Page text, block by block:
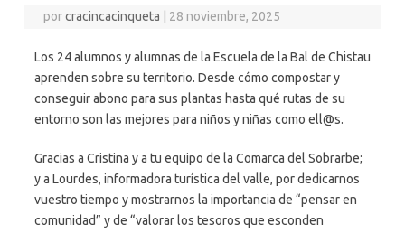
porcracincacinqueta 28 noviembre, 2025
Los 24 alumnos y alumnas de la Escuela de la Bal de Chistau
aprenden sobre su territorio. Desde cómo compostar y
conseguir abono para sus plantas hasta qué rutas de su
entorno son las mejores para niños y niñas como ell@s.
Gracias a Cristina y a tu equipo de la Comarca del Sobrarbe;
y a Lourdes, informadora turística del valle, por dedicarnos
vuestro tiempo y mostrarnos la importancia de “pensar en
comunidad” y de “valorar los tesoros que esconden